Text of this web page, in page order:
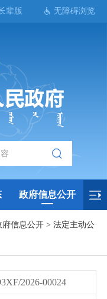
辈版 无障碍浏览
政府信息公开
专题专栏
府信息公开 >法定主动公
2026-00024